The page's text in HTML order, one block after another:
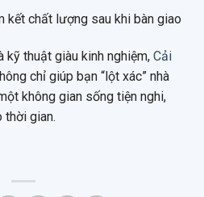
kết chất lượng sau khi bàn giao
thuật giàu kinh nghiệm, Cải
chỉ giúp bạn “lột xác” nhà
không gian sống tiện nghi,
thời gian.